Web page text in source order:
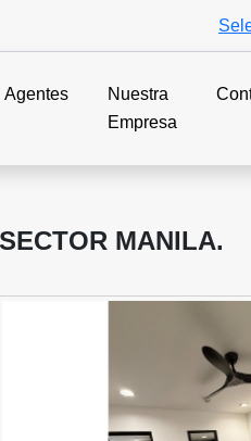
Agentes
Nuestra
Empresa
MANILA.